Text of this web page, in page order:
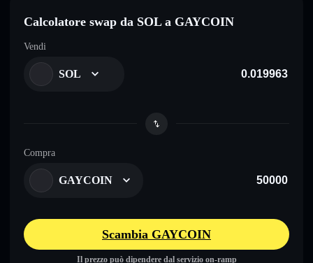
Calcolatore swap da SOL a GAYCOIN
Vendi
SOL
Compra
GAYCOIN
Scambia GAYCOIN
Il prezzo può dipendere dal servizio on-ramp